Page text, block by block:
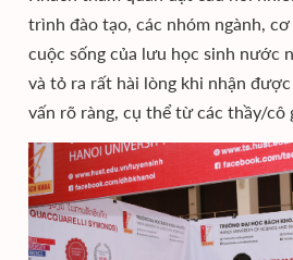
trình đào tạo, các nhóm ngành,
cuộc sống của lưu học sinh nước
và tỏ ra rất hài lòng khi nhận
vấn rõ ràng, cụ thể từ các thầy/cô